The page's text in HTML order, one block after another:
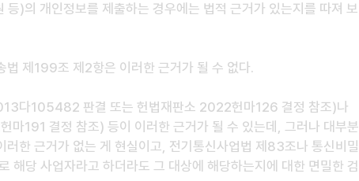
)의 개인정보를 제출하는 경우에는 법적 근거가 있는지를 따져 보
법 제199조 제2항은 이러한 근거가 될 수 없다.
다105482 판결 또는 헌법재판소 2022헌마126 결정 참조)나
마191 결정 참조) 등이 이러한 근거가 될 수 있는데, 그러나 대부분
러한 근거가 없는 게 현실이고, 전기통신사업법 제83조나 통신비밀
해당 사업자라고 하더라도 그 대상에 해당하는지에 대한 면밀한 검